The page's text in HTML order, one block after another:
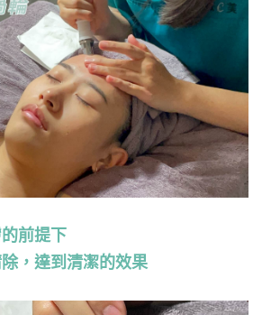
前提下
，達到清潔的效果